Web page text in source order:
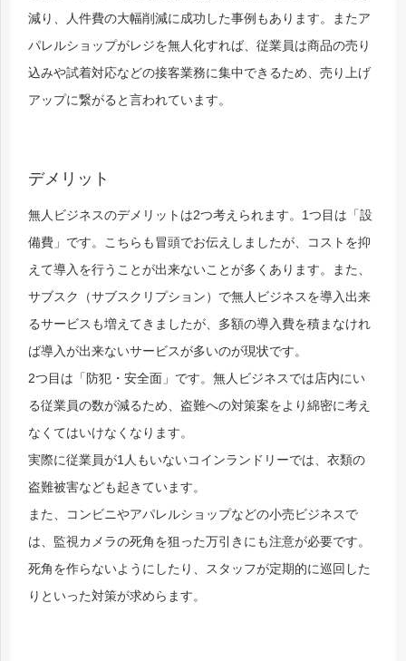
減り、人件費の大幅削減に成功した事例もあります。またア
パレルショップがレジを無人化すれば、従業員は商品の売り
込みや試着対応などの接客業務に集中できるため、売り上げ
アップに繋がると言われています。
デメリット
無人ビジネスのデメリットは2つ考えられます。1つ目は「設
備費」です。こちらも冒頭でお伝えしましたが、コストを抑
えて導入を行うことが出来ないことが多くあります。また、
サブスク（サブスクリプション）で無人ビジネスを導入出来
るサービスも増えてきましたが、多額の導入費を積まなけれ
ば導入が出来ないサービスが多いのが現状です。
2つ目は「防犯・安全面」です。無人ビジネスでは店内にい
る従業員の数が減るため、盗難への対策案をより綿密に考え
なくてはいけなくなります。
実際に従業員が1人もいないコインランドリーでは、衣類の
盗難被害なども起きています。
また、コンビニやアパレルショップなどの小売ビジネスで
は、監視カメラの死角を狙った万引きにも注意が必要です。
死角を作らないようにしたり、スタッフが定期的に巡回した
りといった対策が求めらます。